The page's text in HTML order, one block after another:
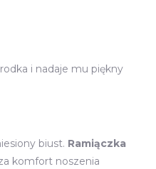
i nadaje mu piękny
biust. Ramiączka
komfort noszenia